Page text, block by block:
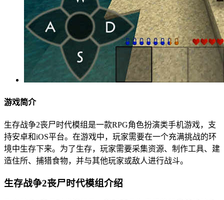
游戏简介
生存战争2丧尸时代模组是一款RPG角色扮演类手机游戏，支
持安卓和iOS平台。在游戏中，玩家需要在一个充满挑战的环
境中生存下来。为了生存，玩家需要采集资源、制作工具、建
造住所、捕猎食物，并与其他玩家或敌人进行战斗。
生存战争2丧尸时代模组介绍